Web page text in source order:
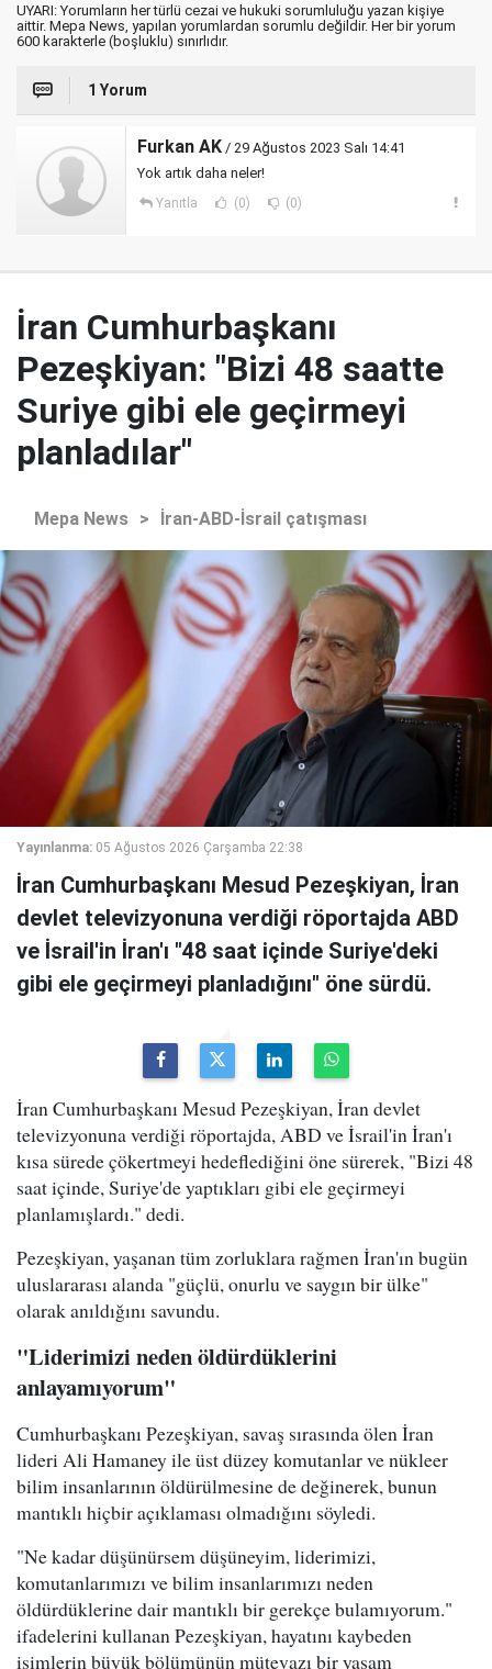
UYARI: Yorumların her türlü cezai ve hukuki sorumluluğu yazan kişiye
aittir. Mepa News, yapılan yorumlardan sorumlu değildir. Her bir yorum
600 karakterle (boşluklu) sınırlıdır.
1 Yorum
Furkan AK / 29 Ağustos 2023 Salı 14:41
Yok artık daha neler!
Yanıtla (0) (0)
İran Cumhurbaşkanı
Pezeşkiyan: "Bizi 48 saatte
Suriye gibi ele geçirmeyi
planladılar"
Mepa News > İran-ABD-İsrail çatışması
Yayınlanma: 05 Ağustos 2026 Çarşamba 22:38
İran Cumhurbaşkanı Mesud Pezeşkiyan, İran
devlet televizyonuna verdiği röportajda ABD
ve İsrail'in İran'ı "48 saat içinde Suriye'deki
gibi ele geçirmeyi planladığını" öne sürdü.
İran Cumhurbaşkanı Mesud Pezeşkiyan, İran devlet
televizyonuna verdiği röportajda, ABD ve İsrail'in İran'ı
kısa sürede çökertmeyi hedeflediğini öne sürerek, "Bizi 48
saat içinde, Suriye'de yaptıkları gibi ele geçirmeyi
planlamışlardı." dedi.
Pezeşkiyan, yaşanan tüm zorluklara rağmen İran'ın bugün
uluslararası alanda "güçlü, onurlu ve saygın bir ülke"
olarak anıldığını savundu.
"Liderimizi neden öldürdüklerini
anlayamıyorum"
Cumhurbaşkanı Pezeşkiyan, savaş sırasında ölen İran
lideri Ali Hamaney ile üst düzey komutanlar ve nükleer
bilim insanlarının öldürülmesine de değinerek, bunun
mantıklı hiçbir açıklaması olmadığını söyledi.
"Ne kadar düşünürsem düşüneyim, liderimizi,
komutanlarımızı ve bilim insanlarımızı neden
öldürdüklerine dair mantıklı bir gerekçe bulamıyorum."
ifadelerini kullanan Pezeşkiyan, hayatını kaybeden
isimlerin büyük bölümünün mütevazı bir yaşam